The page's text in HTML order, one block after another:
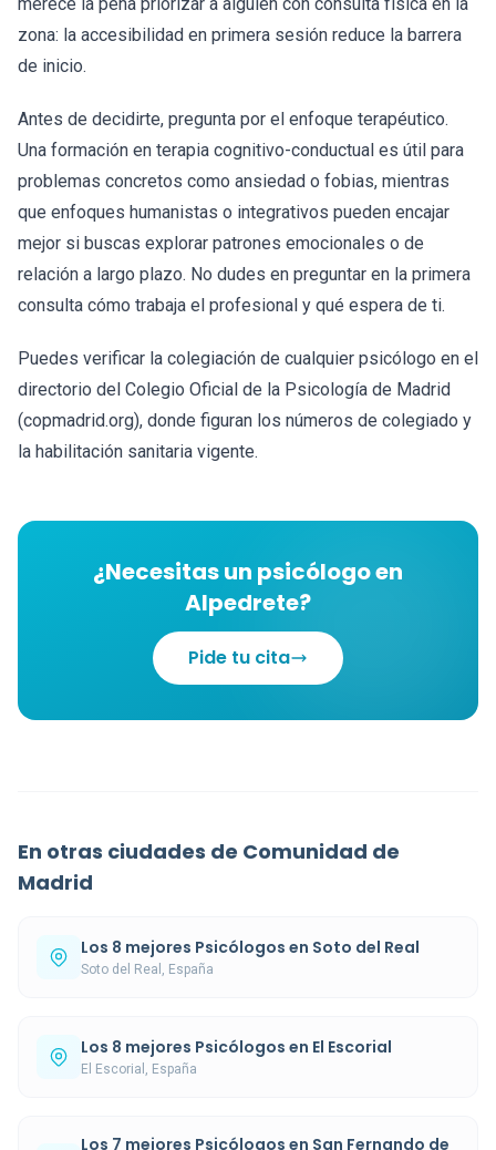
zona: la accesibilidad en primera sesión reduce la barrera
de inicio.
Antes de decidirte, pregunta por el enfoque terapéutico.
Una formación en terapia cognitivo-conductual es útil para
problemas concretos como ansiedad o fobias, mientras
que enfoques humanistas o integrativos pueden encajar
mejor si buscas explorar patrones emocionales o de
relación a largo plazo. No dudes en preguntar en la primera
consulta cómo trabaja el profesional y qué espera de ti.
Puedes verificar la colegiación de cualquier psicólogo en el
directorio del Colegio Oficial de la Psicología de Madrid
(copmadrid.org), donde figuran los números de colegiado y
la habilitación sanitaria vigente.
¿Necesitas un psicólogo en
Alpedrete?
Pide tu cita
En otras ciudades de Comunidad de
Madrid
Los 8 mejores Psicólogos en Soto del Real
Soto del Real, España
Los 8 mejores Psicólogos en El Escorial
El Escorial, España
Los 7 mejores Psicólogos en San Fernando de